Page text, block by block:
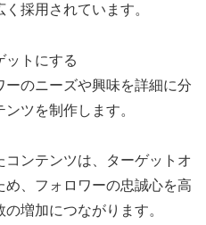
採用されています。
ットにする
のニーズや興味を詳細に分
ツを制作します。
ンテンツは、ターゲットオ
、フォロワーの忠誠心を高
増加につながります。